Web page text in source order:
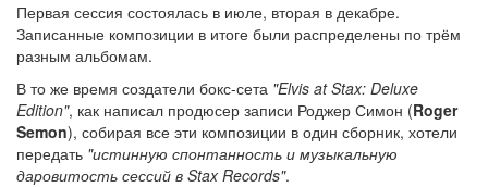
Первая сессия состоялась в июле, вторая в декабре.
Записанные композиции в итоге были распределены по трём
разным альбомам.
В то же время создатели бокс-сета "Elvis at Stax: Deluxe
Edition", как написал продюсер записи Роджер Симон (Roger
Semon), собирая все эти композиции в один сборник, хотели
передать "истинную спонтанность и музыкальную
даровитость сессий в Stax Records".